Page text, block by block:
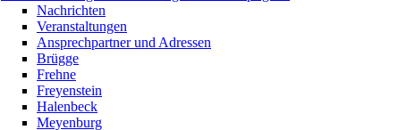
Nachrichten
Veranstaltungen
Ansprechpartner und Adressen
Brügge
Frehne
Freyenstein
Halenbeck
Meyenburg